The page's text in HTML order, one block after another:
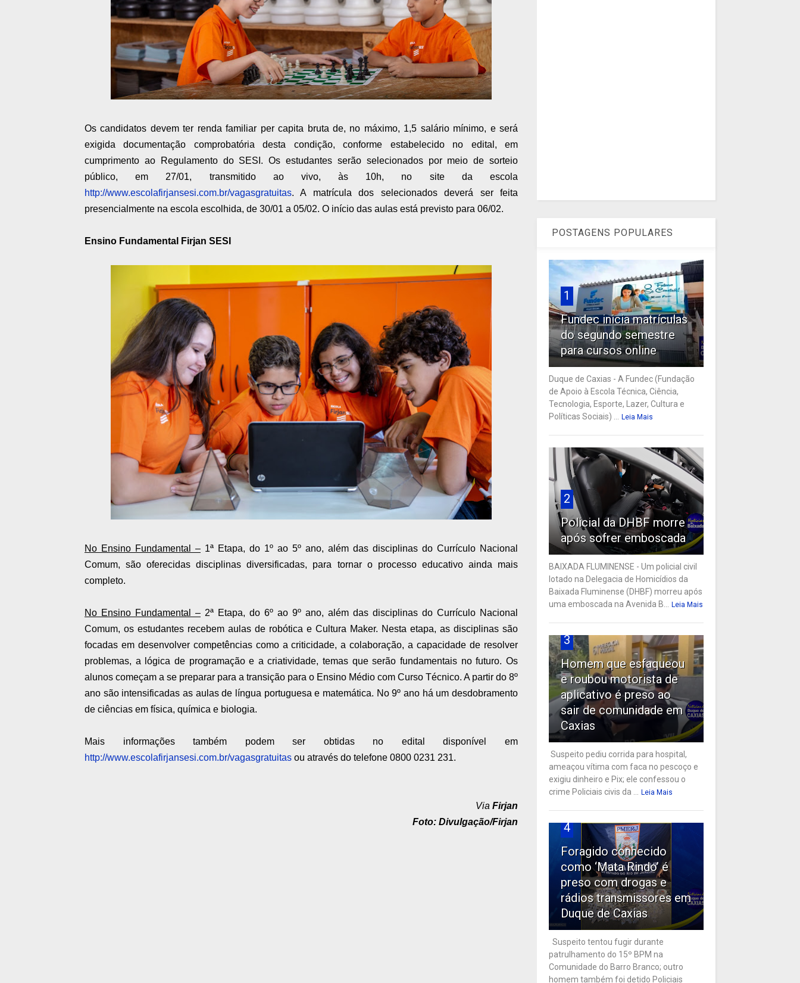
Os candidatos devem ter renda familiar per capita bruta de, no máximo, 1,5 salário mínimo, e será
exigida documentação comprobatória desta condição, conforme estabelecido no edital, em
cumprimento ao Regulamento do SESI. Os estudantes serão selecionados por meio de sorteio
público, em 27/01, transmitido ao vivo, às 10h, no site da escola
http://www.escolafirjansesi.com.br/vagasgratuitas. A matrícula dos selecionados deverá ser feita
presencialmente na escola escolhida, de 30/01 a 05/02. O início das aulas está previsto para 06/02.
Ensino Fundamental Firjan SESI
No Ensino Fundamental – 1ª Etapa, do 1º ao 5º ano, além das disciplinas do Currículo Nacional
Comum, são oferecidas disciplinas diversificadas, para tornar o processo educativo ainda mais
completo.
No Ensino Fundamental – 2ª Etapa, do 6º ao 9º ano, além das disciplinas do Currículo Nacional
Comum, os estudantes recebem aulas de robótica e Cultura Maker. Nesta etapa, as disciplinas são
focadas em desenvolver competências como a criticidade, a colaboração, a capacidade de resolver
problemas, a lógica de programação e a criatividade, temas que serão fundamentais no futuro. Os
alunos começam a se preparar para a transição para o Ensino Médio com Curso Técnico. A partir do 8º
ano são intensificadas as aulas de língua portuguesa e matemática. No 9º ano há um desdobramento
de ciências em física, química e biologia.
Mais informações também podem ser obtidas no edital disponível em
http://www.escolafirjansesi.com.br/vagasgratuitas ou através do telefone 0800 0231 231.
Via Firjan
Foto: Divulgação/Firjan
POSTAGENS POPULARES
1
Fundec inicia matrículas
do segundo semestre
para cursos online
Duque de Caxias - A Fundec (Fundação
de Apoio à Escola Técnica, Ciência,
Tecnologia, Esporte, Lazer, Cultura e
Políticas Sociais) ...
Leia Mais
2
Policial da DHBF morre
após sofrer emboscada
BAIXADA FLUMINENSE - Um policial civil
lotado na Delegacia de Homicídios da
Baixada Fluminense (DHBF) morreu após
uma emboscada na Avenida B...
Leia Mais
3
Homem que esfaqueou
e roubou motorista de
aplicativo é preso ao
sair de comunidade em
Caxias
Suspeito pediu corrida para hospital,
ameaçou vítima com faca no pescoço e
exigiu dinheiro e Pix; ele confessou o
crime Policiais civis da ...
Leia Mais
4
Foragido conhecido
como ‘Mata Rindo’ é
preso com drogas e
rádios transmissores em
Duque de Caxias
Suspeito tentou fugir durante
patrulhamento do 15º BPM na
Comunidade do Barro Branco; outro
homem também foi detido Policiais